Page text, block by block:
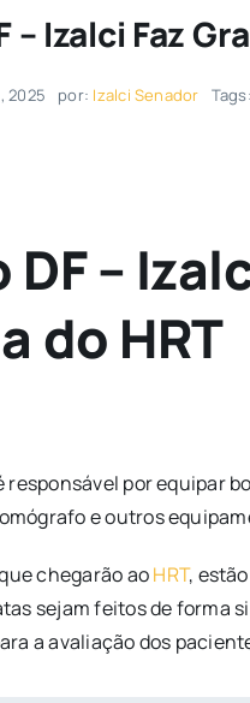
– Izalci Faz
2025 por: Izalci Senador
DF –
do HRT
responsável por equipar
e outros
chegarão aoHRT,
sejam feitos de forma
a avaliação dos